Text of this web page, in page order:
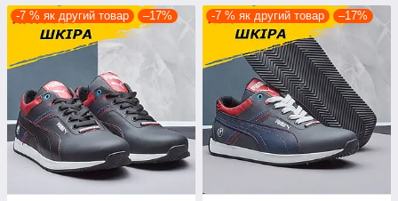
-7 % як другий товар –17% -7 % як другий товар –17%